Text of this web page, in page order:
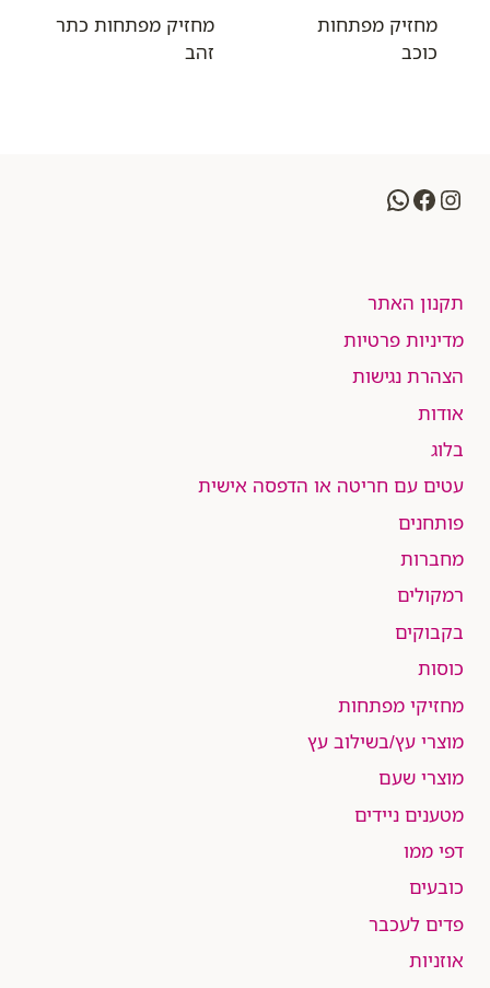
מחזיק מפתחות
כוכב
מחזיק מפתחות כתר
זהב
Instagram
Facebook
WhatsApp
תקנון האתר
מדיניות פרטיות
הצהרת נגישות
אודות
בלוג
עטים עם חריטה או הדפסה אישית
פותחנים
מחברות
רמקולים
בקבוקים
כוסות
מחזיקי מפתחות
מוצרי עץ/בשילוב עץ
מוצרי שעם
מטענים ניידים
דפי ממו
כובעים
פדים לעכבר
אוזניות